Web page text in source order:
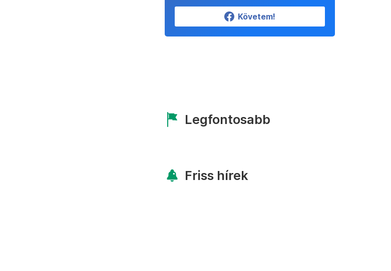
Követem!
Legfontosabb
Friss hírek